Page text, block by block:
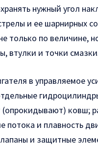
нужный угол
и ее шарнирных
только по величине,
втулки и точки
в управляемое
ковш;
потока и плавность
и защитные